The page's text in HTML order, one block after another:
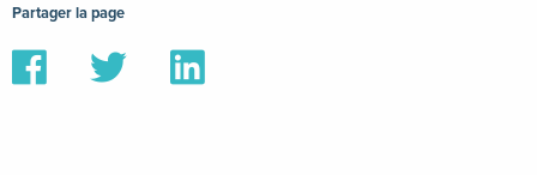
Partager la page
Partager
sur
Partager
sur
Partager
sur